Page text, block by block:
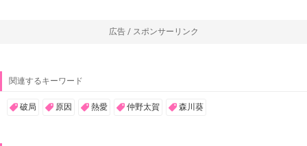
広告 / スポンサーリンク
関連するキーワード
破局 原因 熱愛 仲野太賀 森川葵